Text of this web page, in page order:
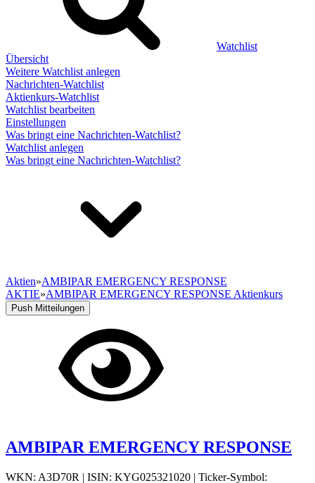
Watchlist
Übersicht
Weitere Watchlist anlegen
Nachrichten-Watchlist
Aktienkurs-Watchlist
Watchlist bearbeiten
Einstellungen
Was bringt eine Nachrichten-Watchlist?
Watchlist anlegen
Was bringt eine Nachrichten-Watchlist?
Aktien»AMBIPAR EMERGENCY RESPONSE
AKTIE»AMBIPAR EMERGENCY RESPONSE Aktienkurs
Push Mitteilungen
AMBIPAR EMERGENCY RESPONSE
WKN: A3D70R | ISIN: KYG025321020 | Ticker-Symbol: